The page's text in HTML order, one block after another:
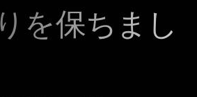
を保ちまし